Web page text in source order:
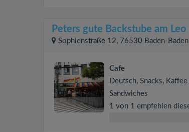
Peters gute Backstube am Leo
Sophienstraße 12, 76530 Baden-Baden
Cafe
Deutsch, Snacks,
Sandwiches
1 von 1 empfehlen